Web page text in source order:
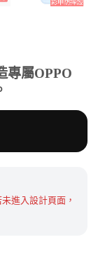
專屬OPPO
進入設計頁面，